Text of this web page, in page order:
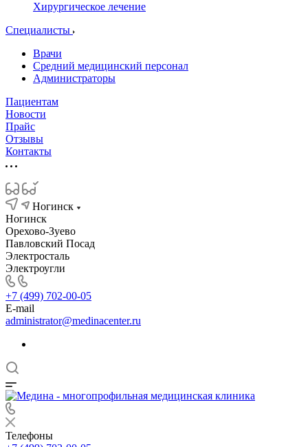
Хирургическое лечение
Специалисты
Врачи
Средний медицинский персонал
Администраторы
Пациентам
Новости
Прайс
Отзывы
Контакты
Ногинск
Ногинск
Орехово-Зуево
Павловский Посад
Электросталь
Электроугли
+7 (499) 702-00-05
E-mail
administrator@medinacenter.ru
Телефоны